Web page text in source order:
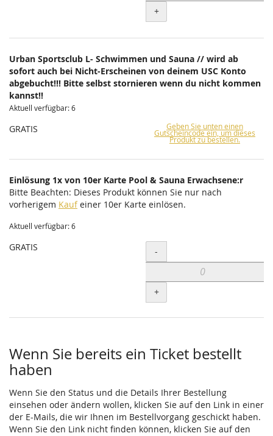
+
Urban Sportsclub L- Schwimmen und Sauna // wird ab
sofort auch bei Nicht-Erscheinen von deinem USC Konto
abgebucht!!! Bitte selbst stornieren wenn du nicht kommen
kannst!!
Aktuell verfügbar: 6
GRATIS Geben Sie unten einen
Gutscheincode ein, um dieses
Produkt zu bestellen.
Einlösung 1x von 10er Karte Pool & Sauna Erwachsene:r
Bitte Beachten: Dieses Produkt können Sie nur nach
vorherigem Kaufeiner 10er Karte einlösen.
Aktuell verfügbar: 6
GRATIS Menge
-
+
Wenn Sie bereits ein Ticket bestellt
haben
Wenn Sie den Status und die Details Ihrer Bestellung
einsehen oder ändern wollen, klicken Sie auf den Link in einer
der E-Mails, die wir Ihnen im Bestellvorgang geschickt haben.
Wenn Sie den Link nicht finden können, klicken Sie auf den